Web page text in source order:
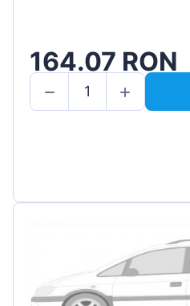
164.07 RON